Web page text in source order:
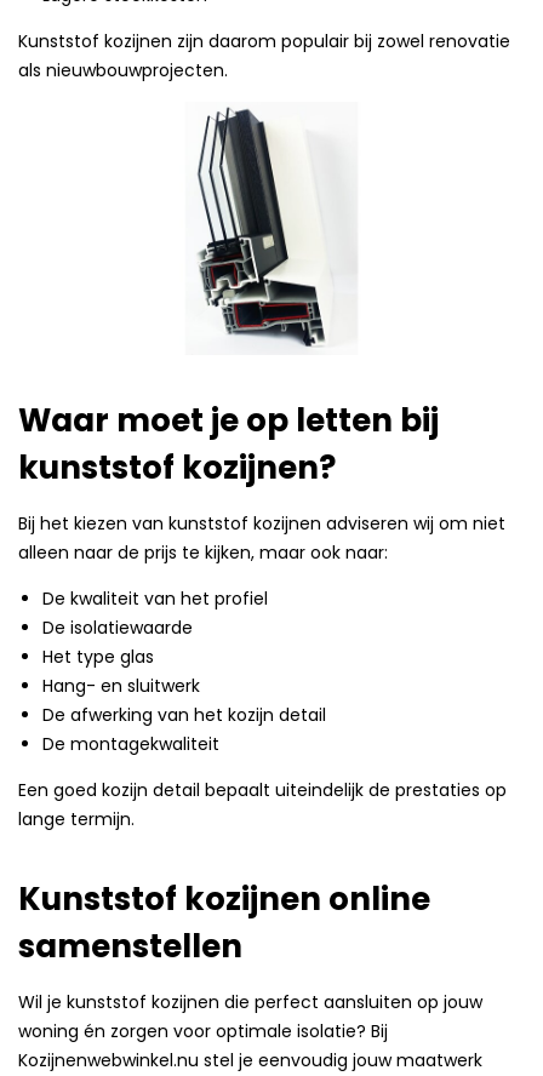
Kunststof kozijnen zijn daarom populair bij zowel renovatie
als nieuwbouwprojecten.
Waar moet je op letten bij
kunststof kozijnen?
Bij het kiezen van kunststof kozijnen adviseren wij om niet
alleen naar de prijs te kijken, maar ook naar:
De kwaliteit van het profiel
De isolatiewaarde
Het type glas
Hang- en sluitwerk
De afwerking van het kozijn detail
De montagekwaliteit
Een goed kozijn detail bepaalt uiteindelijk de prestaties op
lange termijn.
Kunststof kozijnen online
samenstellen
Wil je kunststof kozijnen die perfect aansluiten op jouw
woning én zorgen voor optimale isolatie? Bij
Kozijnenwebwinkel.nu stel je eenvoudig jouw maatwerk